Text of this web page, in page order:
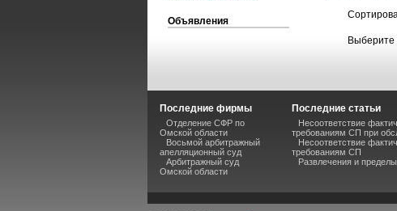
Объявления
Выберите
Последние фирмы
Отделение СФР по
Омской области
Восьмой арбитражный
апелляционный суд
Арбитражный суд
Омской области
Последние статьи
Несоответствие
требованиям СП при
Несоответствие
требованиям СП
Развлечения и